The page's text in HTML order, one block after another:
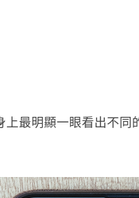
最明顯一眼看出不